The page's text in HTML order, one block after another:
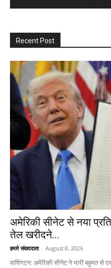
Recent Post
अमेरिकी सीनेट से नया
तेल खरीदने...
हमारे संवाददाता - August 8, 2026
वाशिंगटन: अमेरिकी सीनेट ने भारी बहुमत से